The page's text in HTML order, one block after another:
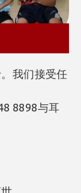
我们接受任
8898与耳